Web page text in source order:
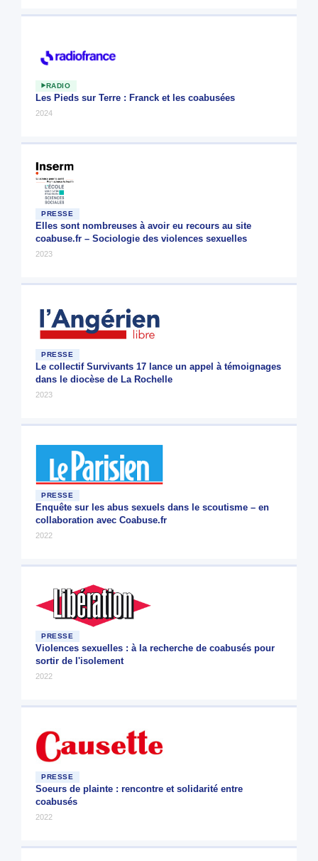
RADIO
Les Pieds sur Terre : Franck et les coabusées
2024
PRESSE
Elles sont nombreuses à avoir eu recours au site
coabuse.fr – Sociologie des violences sexuelles
2023
PRESSE
Le collectif Survivants 17 lance un appel à témoignages
dans le diocèse de La Rochelle
2023
PRESSE
Enquête sur les abus sexuels dans le scoutisme – en
collaboration avec Coabuse.fr
2022
PRESSE
Violences sexuelles : à la recherche de coabusés pour
sortir de l'isolement
2022
PRESSE
Soeurs de plainte : rencontre et solidarité entre
coabusés
2022